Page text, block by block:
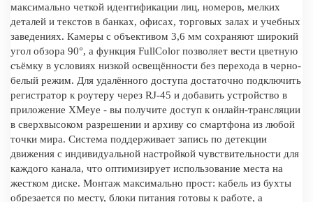
максимально четкой идентификации лиц, номеров, мелких
деталей и текстов в банках, офисах, торговых залах и учебных
заведениях. Камеры с объективом 3,6 мм сохраняют широкий
угол обзора 90°, а функция FullColor позволяет вести цветную
съёмку в условиях низкой освещённости без перехода в черно-
белый режим. Для удалённого доступа достаточно подключить
регистратор к роутеру через RJ-45 и добавить устройство в
приложение XMeye - вы получите доступ к онлайн-трансляции
в сверхвысоком разрешении и архиву со смартфона из любой
точки мира. Система поддерживает запись по детекции
движения с индивидуальной настройкой чувствительности для
каждого канала, что оптимизирует использование места на
жестком диске. Монтаж максимально прост: кабель из бухты
обрезается по месту, блоки питания готовы к работе, а